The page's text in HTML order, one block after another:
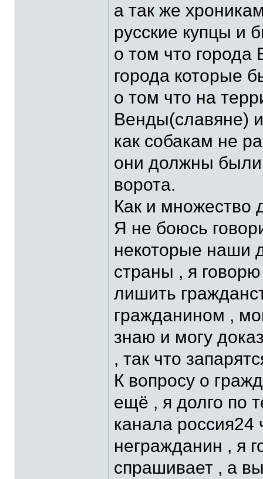
а так же
русские купцы и
о том что города
города которые
о том что на
Венды(славяне)
как собакам не
они должны были
ворота.
Как и множество
Я не боюсь
некоторые наши
страны , я
лишить
гражданином ,
знаю и могу
, так что
К вопросу о
ещё , я долго по
канала россия24
негражданин , я
спрашивает , а